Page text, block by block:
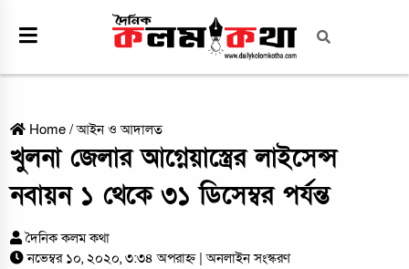
Home /আইন ও আদালত
খুলনা জেলার আগ্নেয়াস্ত্রের লাইসেন্স
নবায়ন ১ থেকে ৩১ ডিসেম্বর পর্যন্ত
দৈনিক কলম কথা
নভেম্বর ১০, ২০২০, ৩:৩৪ অপরাহ্ন | অনলাইন সংস্করণ